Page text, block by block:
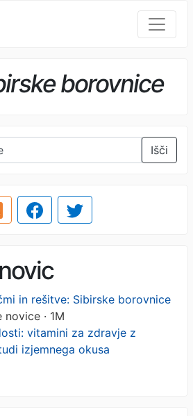
borovnice
Išči
in rešitve: Sibirske borovnice
novice · 1M
vitamini za zdravje z
izjemnega okusa